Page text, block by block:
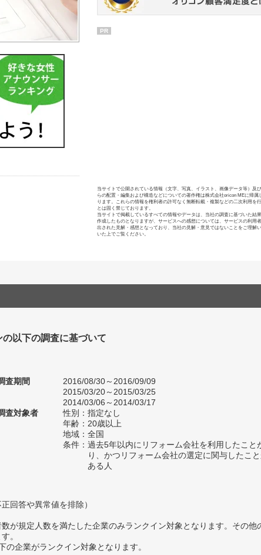
PR
当サイトで公開されている情報（文字、写真、イラスト、画像データ等）及
らの配置・編集および構造などについての著作権は株式会社oricon MEに帰属
ります。これらの情報を権利者の許可なく無断転載・複製などの二次利用を
とは固く禁じております。
当サイトで掲載しているすべての情報やデータは、当社の調査に基づいた結
作成したものとなりますが、サービスへの感想については、サービスの利用
出された見解・感想となっており、当社の見解・意見ではないことをご理解
いた上でご覧ください。
以下の調査に基づいて
査期間
2016/08/30～2016/09/09
2015/03/20～2015/03/25
2014/03/06～2014/03/17
査対象者
性別：指定なし
年齢：20歳以上
地域：全国
条件：過去5年以内にリフォーム会社を利用したこと
り、かつリフォーム会社の選定に関与したこ
ある人
回答や異常値を排除）
が規定人数を満たした企業のみランクイン対象となります。その他
。
企業がランクイン対象となります。